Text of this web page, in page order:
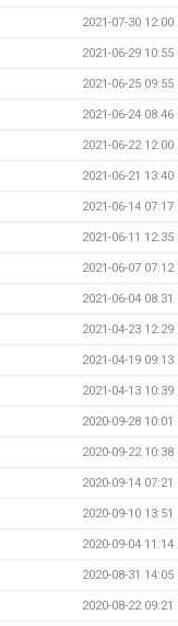
2021-07-30 12:00
2021-06-29 10:55
2021-06-25 09:55
2021-06-24 08:46
2021-06-22 12:00
2021-06-21 13:40
2021-06-14 07:17
2021-06-11 12:35
2021-06-07 07:12
2021-06-04 08:31
2021-04-23 12:29
2021-04-19 09:13
2021-04-13 10:39
2020-09-28 10:01
2020-09-22 10:38
2020-09-14 07:21
2020-09-10 13:51
2020-09-04 11:14
2020-08-31 14:05
2020-08-22 09:21